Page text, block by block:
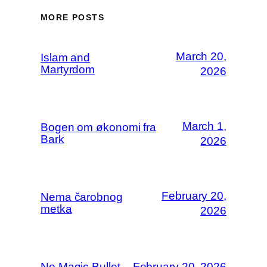
MORE POSTS
Islam and
Martyrdom
March 20,
2026
Bogen om økonomi fra
Bark
March 1,
2026
Nema čarobnog
metka
February 20,
2026